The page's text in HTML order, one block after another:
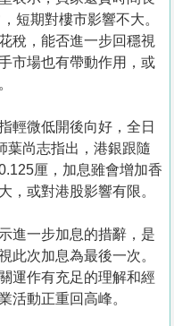
短期對樓市影響不大。
稅，能否進一步回穩視
市場也有帶動作用，或
輕微低開後向好，全日
葉尚志指出，港銀跟隨
厘，加息雖會增加香
，或對港股影響有限。
進一步加息的措辭，是
此次加息為最後一次。
運作有充足的理解和經
活動正重回高峰。